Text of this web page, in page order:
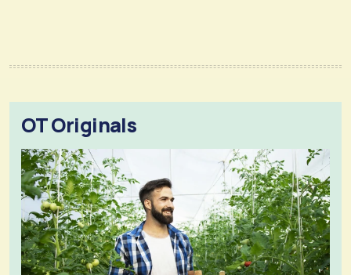
OT Originals